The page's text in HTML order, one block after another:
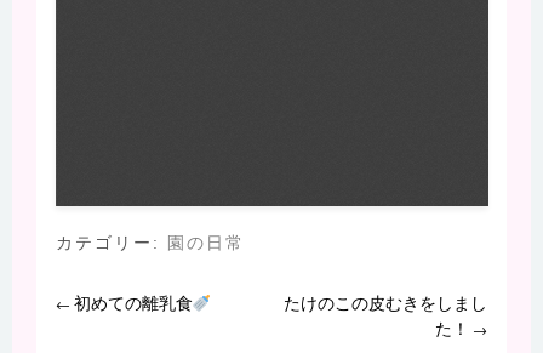
カテゴリー: 園の日常
← 初めての離乳食
たけのこの皮むきをしまし
た！
→